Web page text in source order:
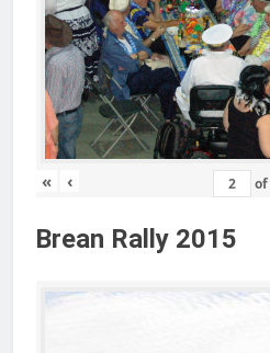
« ‹ of
Brean Rally 2015